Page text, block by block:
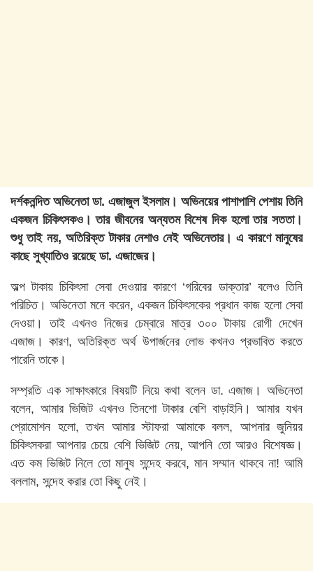
দর্শকনন্দিত অভিনেতা ডা. এজাজুল ইসলাম। অভিনয়ের পাশাপাশি পেশায় তিনি
একজন চিকিৎসকও। তার জীবনের অন্যতম বিশেষ দিক হলো তার সততা।
শুধু তাই নয়, অতিরিক্ত টাকার নেশাও নেই অভিনেতার। এ কারণে মানুষের
কাছে সুখ্যাতিও রয়েছে ডা. এজাজের।
অল্প টাকায় চিকিৎসা সেবা দেওয়ার কারণে ‘গরিবের ডাক্তার’ বলেও তিনি
পরিচিত। অভিনেতা মনে করেন, একজন চিকিৎসকের প্রধান কাজ হলো সেবা
দেওয়া। তাই এখনও নিজের চেম্বারে মাত্র ৩০০ টাকায় রোগী দেখেন
এজাজ। কারণ, অতিরিক্ত অর্থ উপার্জনের লোভ কখনও প্রভাবিত করতে
পারেনি তাকে।
সম্প্রতি এক সাক্ষাৎকারে বিষয়টি নিয়ে কথা বলেন ডা. এজাজ। অভিনেতা
বলেন, আমার ভিজিট এখনও তিনশো টাকার বেশি বাড়াইনি। আমার যখন
প্রোমোশন হলো, তখন আমার স্টাফরা আমাকে বলল, আপনার জুনিয়র
চিকিৎসকরা আপনার চেয়ে বেশি ভিজিট নেয়, আপনি তো আরও বিশেষজ্ঞ।
এত কম ভিজিট নিলে তো মানুষ সন্দেহ করবে, মান সম্মান থাকবে না! আমি
বললাম, সন্দেহ করার তো কিছু নেই।